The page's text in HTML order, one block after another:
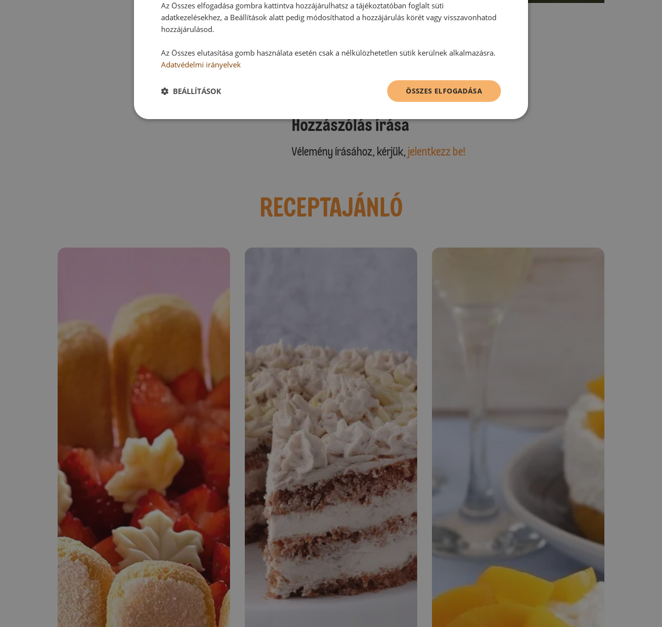
Hozzászólások
Ehhez a recepthez még nem érkezett hozzászólás.
Hozzászólás írása
Vélemény írásához, kérjük, jelentkezz be!
RECEPTAJÁNLÓ
Az Összes elfogadása gombra kattintva hozzájárulhatsz a tájékoztatóban foglalt süti
adatkezelésekhez, a Beállítások alatt pedig módosíthatod a hozzájárulás körét vagy visszavonhatod
hozzájárulásod.
Az Összes elutasítása gomb használata esetén csak a nélkülözhetetlen sütik kerülnek alkalmazásra.
Adatvédelmi irányelvek
ÖSSZES ELFOGADÁSA
BEÁLLÍTÁSOK